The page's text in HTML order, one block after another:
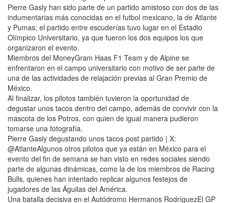
Pierre Gasly han sido parte de un partido amistoso con dos de las
indumentarias más conocidas en el futbol mexicano, la de Atlante
y Pumas; el partido entre escuderías tuvo lugar en el Estadio
Olímpico Universitario, ya que fueron los dos equipos los que
organizaron el evento.
Miembros del MoneyGram Haas F1 Team y de Alpine se
enfrentaron en el campo universitario con motivo de ser parte de
una de las actividades de relajación previas al Gran Premio de
México.
Al finalizar, los pilotos también tuvieron la oportunidad de
degustar unos tacos dentro del campo, además de convivir con la
mascota de los Potros, con quien de igual manera pudieron
tomarse una fotografía.
Pierre Gasly degustando unos tacos post partido | X:
@AtlanteAlgunos otros pilotos que ya están en México para el
evento del fin de semana se han visto en redes sociales siendo
parte de algunas dinámicas, como la de los miembros de Racing
Bulls, quienes han intentado replicar algunos festejos de
jugadores de las Águilas del América.
Una batalla decisiva en el Autódromo Hermanos RodríguezEl GP